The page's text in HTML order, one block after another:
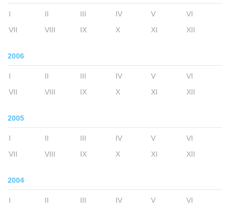
I II III IV V
VI
VII
VIII IX X XI XII
2006
I II III IV V
VI
VII
VIII IX X XI XII
2005
I II III IV V
VI
VII
VIII IX X XI XII
2004
I II III IV V
VI